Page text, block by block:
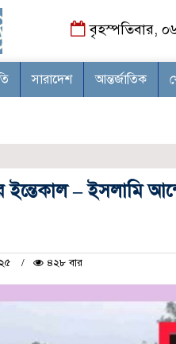
বৃহস্পতিবার,
সারাদেশ আন্তর্জাতিক
– ইসলামি
৪২৮ বার